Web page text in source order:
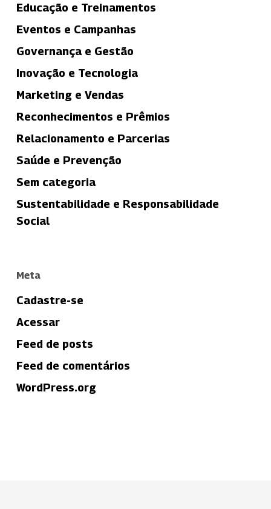
Educação e Treinamentos
Eventos e Campanhas
Governança e Gestão
Inovação e Tecnologia
Marketing e Vendas
Reconhecimentos e Prêmios
Relacionamento e Parcerias
Saúde e Prevenção
Sem categoria
Sustentabilidade e Responsabilidade
Social
Meta
Cadastre-se
Acessar
Feed de posts
Feed de comentários
WordPress.org